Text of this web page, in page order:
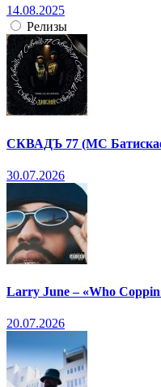
14.08.2025
Релизы
СКВАДЪ 77 (МС
30.07.2026
Larry June – «Who
20.07.2026